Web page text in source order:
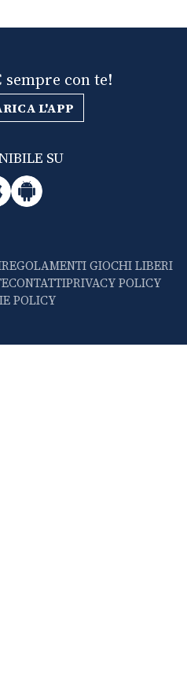
sempre con te!
L'APP
SU
REGOLAMENTI GIOCHI LIBERI
CONTATTIPRIVACY POLICY
POLICY